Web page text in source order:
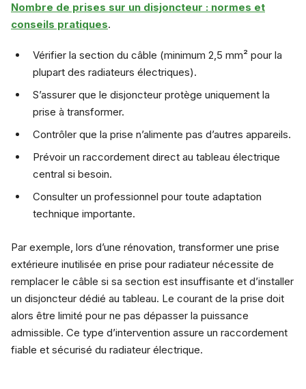
Nombre de prises sur un disjoncteur : normes et
conseils pratiques.
Vérifier la section du câble (minimum 2,5 mm² pour la
plupart des radiateurs électriques).
S’assurer que le disjoncteur protège uniquement la
prise à transformer.
Contrôler que la prise n’alimente pas d’autres appareils.
Prévoir un raccordement direct au tableau électrique
central si besoin.
Consulter un professionnel pour toute adaptation
technique importante.
Par exemple, lors d’une rénovation, transformer une prise
extérieure inutilisée en prise pour radiateur nécessite de
remplacer le câble si sa section est insuffisante et d’installer
un disjoncteur dédié au tableau. Le courant de la prise doit
alors être limité pour ne pas dépasser la puissance
admissible. Ce type d’intervention assure un raccordement
fiable et sécurisé du radiateur électrique.